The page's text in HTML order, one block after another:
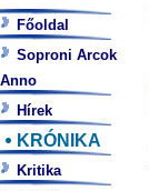
Főoldal
Soproni Arcok
Anno
Hírek
KRÓNIKA
Kritika